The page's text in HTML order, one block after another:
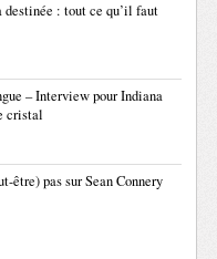
destinée : tout ce qu’il faut
– Interview pour Indiana
cristal
être) pas sur Sean Connery